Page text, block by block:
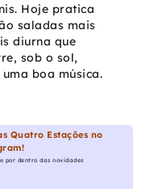
Hoje pratica
saladas mais
diurna que
sob o sol,
boa música.
Quatro Estações no
por dentro das novidades